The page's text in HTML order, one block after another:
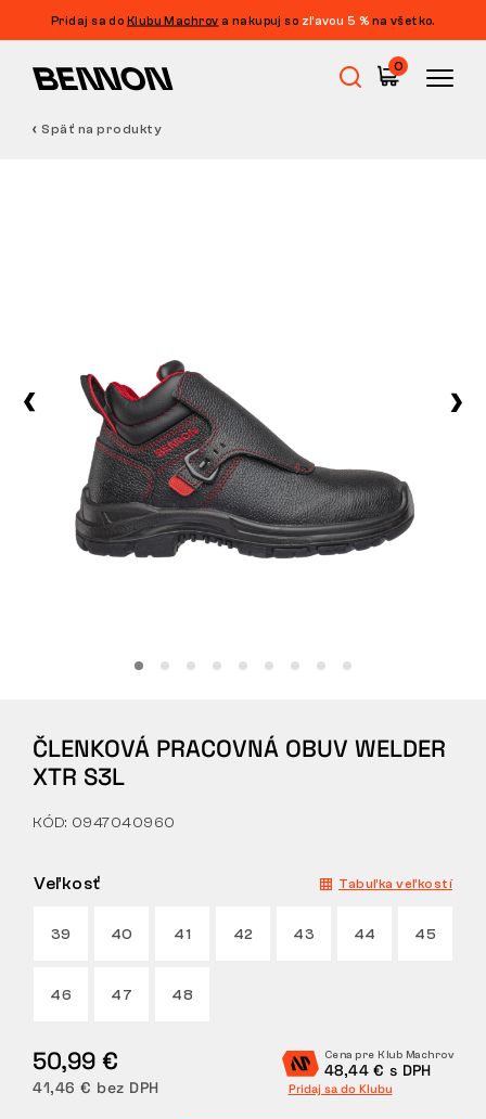
Pridaj sa do Klubu Machrov a nakupuj so zľavou 5 % na všetko.
0
Outdoor
Voľnočasová obuv
Tactical
O NÁS
VRÁTENIE
Späť na produkty
ČLENKOVÁ PRACOVNÁ OBUV WELDER
XTR S3L
KÓD: 0947040960
Veľkosť Tabuľka veľkostí
39 40 41 42 43 44 45
46 47 48
50,99 €
41,46 € bez DPH
Cena pre Klub Machrov
48,44 € s DPH
Pridaj sa do Klubu